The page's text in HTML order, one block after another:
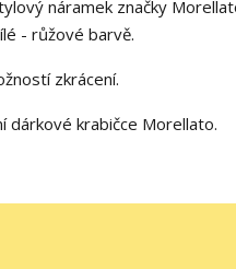
náramek značky
- růžové barvě.
zkrácení.
dárkové krabičce Morellato.